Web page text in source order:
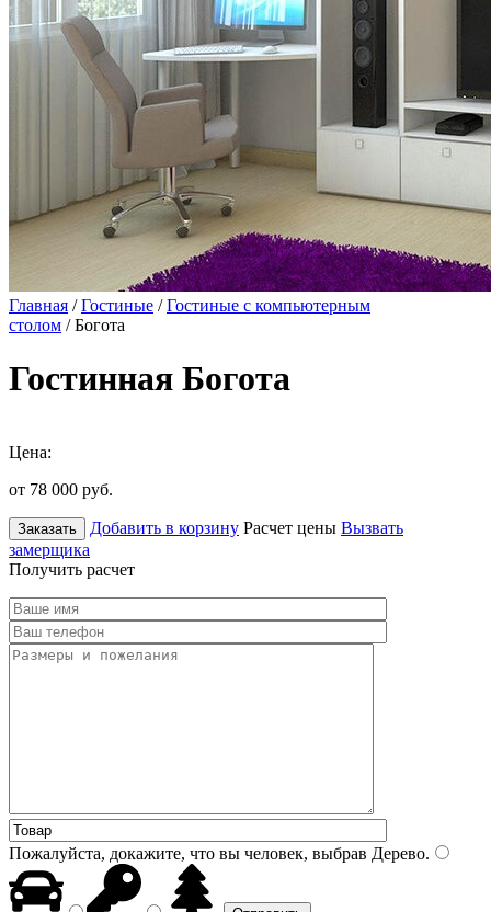
Главная /Гостиные /Гостиные с компьютерным
столом / Богота
Гостинная Богота
Цена:
от 78 000 руб.
Заказать Добавить в корзину Расчет цены Вызвать
замерщика
Получить расчет
Пожалуйста, докажите, что вы человек, выбрав Дерево.